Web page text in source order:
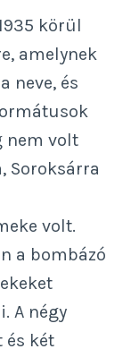
körül
amelynek
neve, és
nem volt
Soroksárra
volt.
a bombázó
A négy
és két